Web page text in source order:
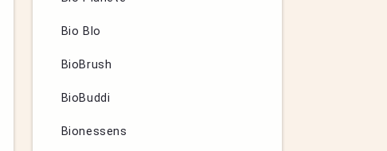
Bio Blo
BioBrush
BioBuddi
Bionessens